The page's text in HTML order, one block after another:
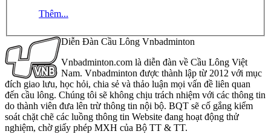
Thêm...
Diễn Đàn Cầu Lông Vnbadminton
Vnbadminton.com là diễn đàn về Cầu Lông Việt
Nam. Vnbadminton được thành lập từ 2012 với mục
đích giao lưu, học hỏi, chia sẻ và thảo luận mọi vấn đề liên quan
đến cầu lông. Chúng tôi sẽ không chịu trách nhiệm với các thông tin
do thành viên đưa lên trừ thông tin nội bộ. BQT sẽ cố gắng kiểm
soát chặt chẽ các luồng thông tin Website đang hoạt động thử
nghiệm, chờ giấy phép MXH của Bộ TT & TT.